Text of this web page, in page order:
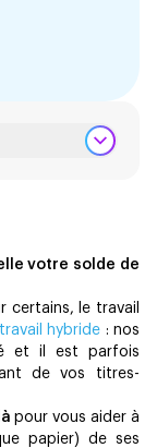
votre solde de
certains, le travail
travail hybride : nos
et il est parfois
de vos titres-
pour vous aider à
papier) de ses